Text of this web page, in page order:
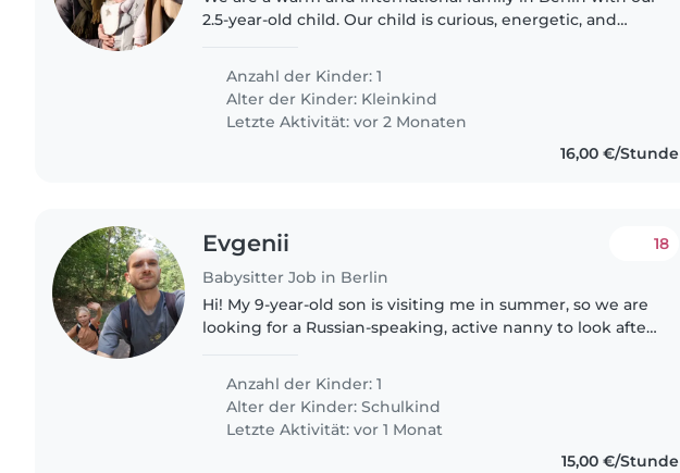
2.5-year-old child. Our child is curious, energetic, and
play, outdoor..
Anzahl der Kinder: 1
Alter der Kinder: Kleinkind
Letzte Aktivität: vor 2 Monaten
16,00 €/Stunde
Evgenii
Babysitter Job in Berlin
18
Hi! My 9-year-old son is visiting me in summer, so we are
looking for a Russian-speaking, active nanny to look after
be slightly..
Anzahl der Kinder: 1
Alter der Kinder:Schulkind
Letzte Aktivität: vor 1 Monat
15,00 €/Stunde